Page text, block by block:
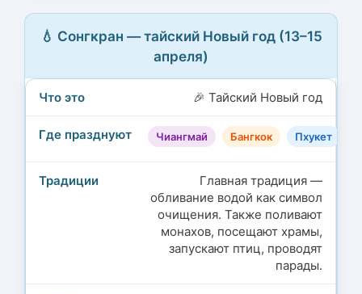
💧 Сонгкран — тайский Новый год (13–15
апреля)
🎉 Тайский Новый год
Чиангмай Бангкок Пхукет
Главная традиция —
обливание водой как символ
очищения. Также поливают
монахов, посещают храмы,
запускают птиц, проводят
парады.